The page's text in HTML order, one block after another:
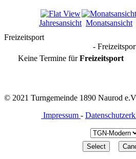
Jahresansicht Monatsansicht
Freizeitsport
-
Keine Termine fürFreizeitsport
© 2021 Turngemeinde 1890 Naurod e.V
Impressum -